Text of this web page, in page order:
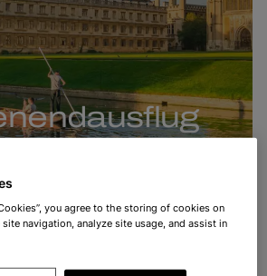
in Cambridge
you agree to the storing of cookies on
navigation, analyze site usage, and assist in